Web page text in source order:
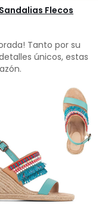
Sandalias Flecos
Tanto por su
únicos, estas